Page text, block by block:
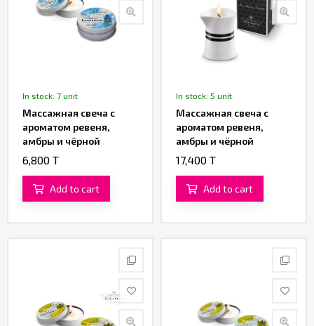
In stock: 7 unit
Массажная свеча с
ароматом ревеня,
амбры и чёрной
смородины A trip to the
London «Petits Joujoux»
от «Mystim» 43 ML
6,800 T
Add to cart
In stock: 5 unit
Массажная свеча с
ароматом ревеня,
амбры и чёрной
смородины A trip to the
London «Petits Joujoux»
от «Mystim» 120 ML
17,400 T
Add to cart